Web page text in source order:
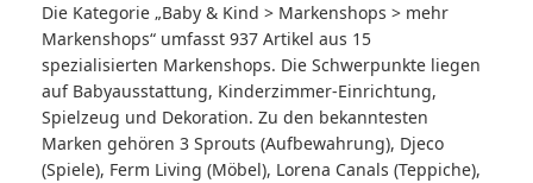
Die Kategorie „Baby & Kind > Markenshops > mehr
Markenshops“ umfasst 937 Artikel aus 15
spezialisierten Markenshops. Die Schwerpunkte liegen
auf Babyausstattung, Kinderzimmer-Einrichtung,
Spielzeug und Dekoration. Zu den bekanntesten
Marken gehören 3 Sprouts (Aufbewahrung), Djeco
(Spiele), Ferm Living (Möbel), Lorena Canals (Teppiche),